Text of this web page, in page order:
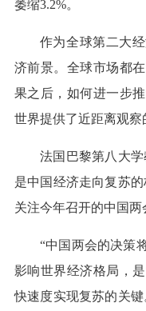
萎缩3.2%。
作为全球第二大
济前景。全球市场都
果之后，如何进一步
世界提供了近距离观察
法国巴黎第八大
是中国经济走向复苏
关注今年召开的中国两
“中国两会的决策
影响世界经济格局，
快速度实现复苏的关